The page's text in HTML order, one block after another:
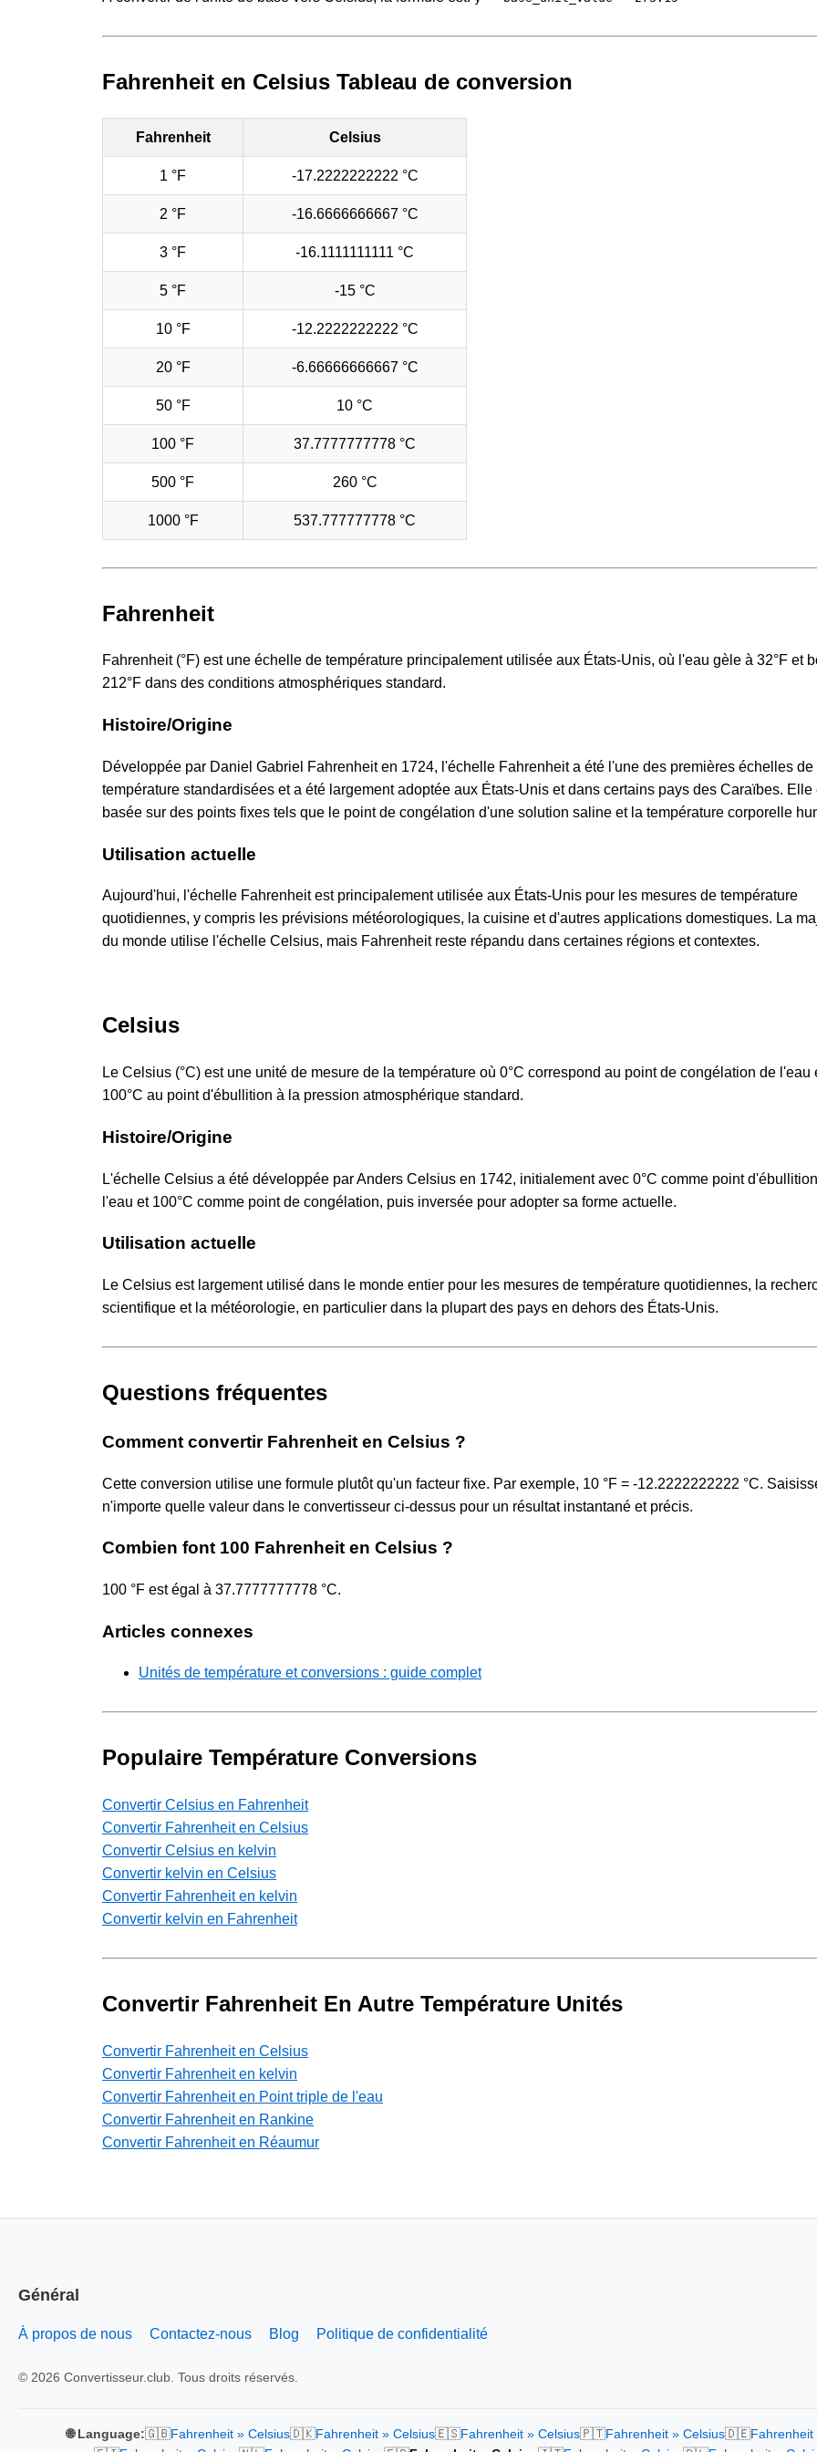
Fahrenheit en Celsius Tableau de conversion
Fahrenheit Celsius
1 °F -17.2222222222 °C
2 °F -16.6666666667 °C
3 °F -16.1111111111 °C
5 °F -15 °C
10 °F -12.2222222222 °C
20 °F -6.66666666667 °C
50 °F 10 °C
100 °F 37.7777777778 °C
500 °F 260 °C
1000 °F 537.777777778 °C
Fahrenheit
Fahrenheit (°F) est une échelle de température principalement utilisée aux États-Unis, où l'eau gèle à 32°F et
212°F dans des conditions atmosphériques standard.
Histoire/Origine
Développée par Daniel Gabriel Fahrenheit en 1724, l'échelle Fahrenheit a été l'une des premières échelles de
température standardisées et a été largement adoptée aux États-Unis et dans certains pays des Caraïbes. Elle
basée sur des points fixes tels que le point de congélation d'une solution saline et la température corporelle
Utilisation actuelle
Aujourd'hui, l'échelle Fahrenheit est principalement utilisée aux États-Unis pour les mesures de température
quotidiennes, y compris les prévisions météorologiques, la cuisine et d'autres applications domestiques. La
du monde utilise l'échelle Celsius, mais Fahrenheit reste répandu dans certaines régions et contextes.
Celsius
Le Celsius (°C) est une unité de mesure de la température où 0°C correspond au point de congélation de l'eau
100°C au point d'ébullition à la pression atmosphérique standard.
Histoire/Origine
L'échelle Celsius a été développée par Anders Celsius en 1742, initialement avec 0°C comme point
l'eau et 100°C comme point de congélation, puis inversée pour adopter sa forme actuelle.
Utilisation actuelle
Le Celsius est largement utilisé dans le monde entier pour les mesures de température quotidiennes, la
scientifique et la météorologie, en particulier dans la plupart des pays en dehors des États-Unis.
Questions fréquentes
Comment convertir Fahrenheit en Celsius ?
Cette conversion utilise une formule plutôt qu'un facteur fixe. Par exemple, 10 °F = -12.2222222222 °C.
n'importe quelle valeur dans le convertisseur ci-dessus pour un résultat instantané et précis.
Combien font 100 Fahrenheit en Celsius ?
100 °F est égal à 37.7777777778 °C.
Articles connexes
Unités de température et conversions : guide complet
Populaire Température Conversions
Convertir Celsius en Fahrenheit
Convertir Fahrenheit en Celsius
Convertir Celsius en kelvin
Convertir kelvin en Celsius
Convertir Fahrenheit en kelvin
Convertir kelvin en Fahrenheit
Convertir Fahrenheit En Autre Température Unités
Convertir Fahrenheit en Celsius
Convertir Fahrenheit en kelvin
Convertir Fahrenheit en Point triple de l'eau
Convertir Fahrenheit en Rankine
Convertir Fahrenheit en Réaumur
Général
À propos de nous Contactez-nous Blog Politique de confidentialité
© 2026 Convertisseur.club. Tous droits réservés.
🌐 Language:🇬🇧Fahrenheit » Celsius🇩🇰Fahrenheit » Celsius🇪🇸Fahrenheit » Celsius🇵🇹Fahrenheit » Celsius🇩🇪Fahrenheit